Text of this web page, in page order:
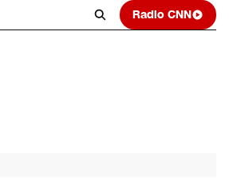
Radio CNN